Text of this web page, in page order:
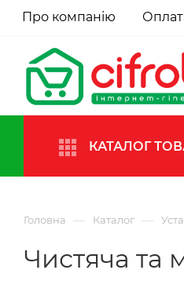
Про компанію
КАТАЛОГ
Головна — Каталог —
Чистяча та